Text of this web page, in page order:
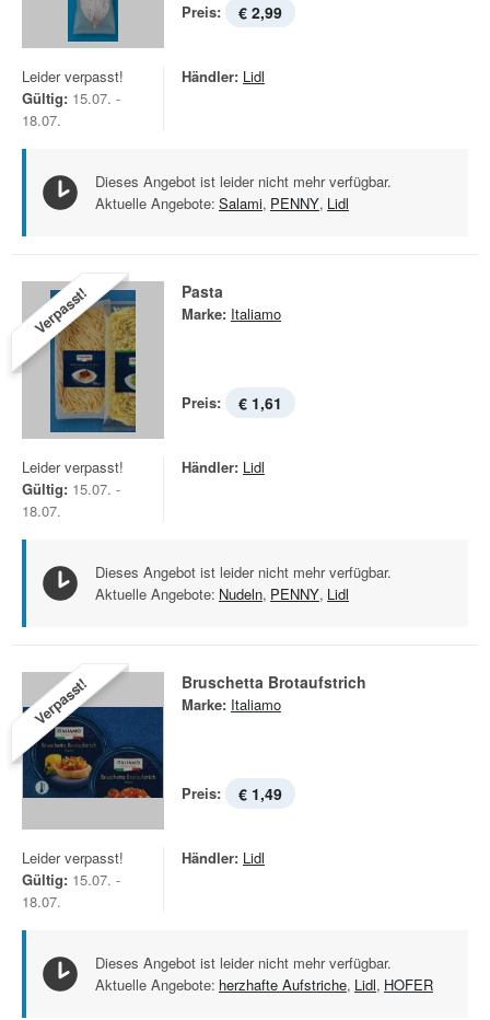
Preis: € 2,99
Leider verpasst!
Gültig: 15.07. -
18.07.
Händler: Lidl
Dieses Angebot ist leider nicht mehr verfügbar.
Aktuelle Angebote: Salami, PENNY, Lidl
Verpasst! Pasta
Marke: Italiamo
Preis: € 1,61
Leider verpasst!
Gültig: 15.07. -
18.07.
Händler: Lidl
Dieses Angebot ist leider nicht mehr verfügbar.
Aktuelle Angebote: Nudeln, PENNY, Lidl
Verpasst! Bruschetta Brotaufstrich
Marke: Italiamo
Preis: € 1,49
Leider verpasst!
Gültig: 15.07. -
18.07.
Händler: Lidl
Dieses Angebot ist leider nicht mehr verfügbar.
Aktuelle Angebote: herzhafte Aufstriche, Lidl, HOFER